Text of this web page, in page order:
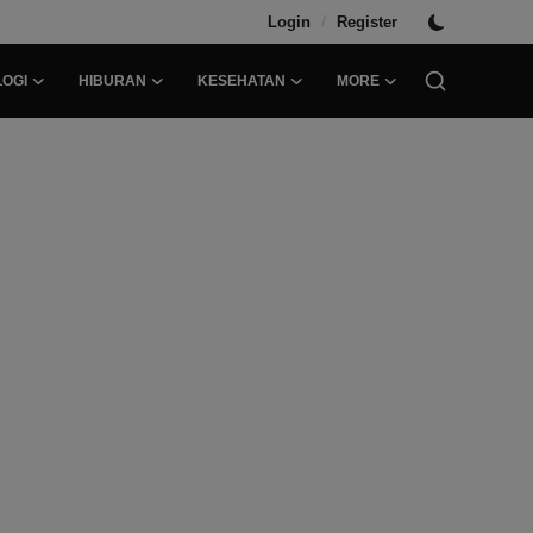
Login / Register
HIBURAN KESEHATAN MORE